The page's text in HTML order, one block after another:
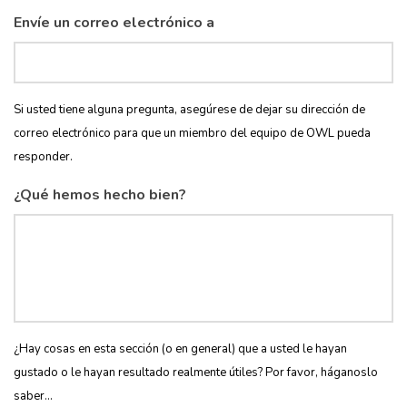
Envíe un correo electrónico a
Si usted tiene alguna pregunta, asegúrese de dejar su dirección de
correo electrónico para que un miembro del equipo de OWL pueda
responder.
¿Qué hemos hecho bien?
¿Hay cosas en esta sección (o en general) que a usted le hayan
gustado o le hayan resultado realmente útiles? Por favor, háganoslo
saber...